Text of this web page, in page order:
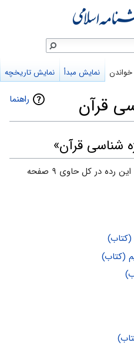
راهنما قرآن
شناسی قرآن»
این ۹ صفحه در این رده قرار دارند؛ این رده در کل حاوی ۹ صفحه
(کتاب)
(کتاب)
خواندن نمایش مبدأ نمایش تاریخچه